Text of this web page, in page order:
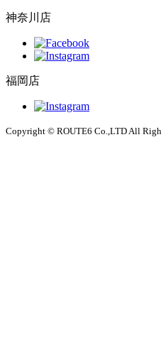
神奈川店
福岡店
Copyright © ROUTE6 Co.,LTD All